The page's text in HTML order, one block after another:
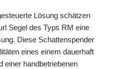
Lösung schätzen
Segel des Typs RM eine
Diese Schattenspender
eines einem dauerhaft
einer handbetriebenen